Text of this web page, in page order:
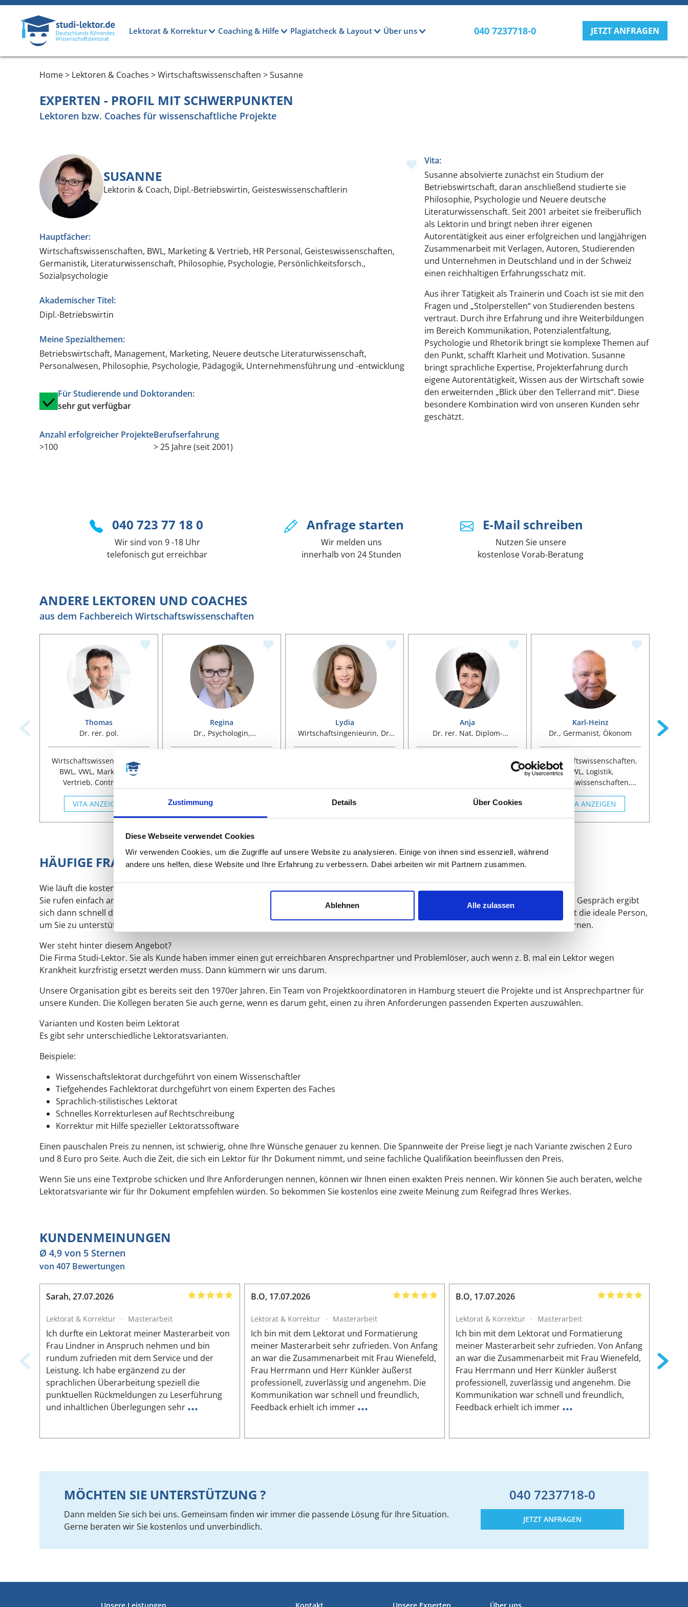
Zustimmung Details Über Cookies
Diese Webseite verwendet Cookies
Wir verwenden Cookies, um die Zugriffe auf unsere Website zu analysieren. Einige von ihnen sind essenziell, während
andere uns helfen, diese Website und Ihre Erfahrung zu verbessern. Dabei arbeiten wir mit Partnern zusammen.
Ablehnen Alle zulassen
Direkt zum Inhalt
Lektorat & Korrektur Coaching & Hilfe Plagiatcheck & Layout Über uns 040 7237718-0 JETZT ANFRAGEN
Home > Lektoren & Coaches > Wirtschaftswissenschaften > Susanne
EXPERTEN - PROFIL MIT SCHWERPUNKTEN
Lektoren bzw. Coaches für wissenschaftliche Projekte
SUSANNE
Lektorin & Coach, Dipl.-Betriebswirtin, Geisteswissenschaftlerin
Hauptfächer:
Wirtschaftswissenschaften, BWL, Marketing & Vertrieb, HR Personal, Geisteswissenschaften,
Germanistik, Literaturwissenschaft, Philosophie, Psychologie, Persönlichkeitsforsch.,
Sozialpsychologie
Akademischer Titel:
Dipl.-Betriebswirtin
Meine Spezialthemen:
Betriebswirtschaft, Management, Marketing, Neuere deutsche Literaturwissenschaft,
Personalwesen, Philosophie, Psychologie, Pädagogik, Unternehmensführung und -entwicklung
Für Studierende und Doktoranden:
sehr gut verfügbar
Anzahl erfolgreicher Projekte
>100
Berufserfahrung
> 25 Jahre (seit 2001)
Vita:
Susanne absolvierte zunächst ein Studium der
Betriebswirtschaft, daran anschließend studierte sie
Philosophie, Psychologie und Neuere deutsche
Literaturwissenschaft. Seit 2001 arbeitet sie freiberuflich
als Lektorin und bringt neben ihrer eigenen
Autorentätigkeit aus einer erfolgreichen und langjährigen
Zusammenarbeit mit Verlagen, Autoren, Studierenden
und Unternehmen in Deutschland und in der Schweiz
einen reichhaltigen Erfahrungsschatz mit.
Aus ihrer Tätigkeit als Trainerin und Coach ist sie mit den
Fragen und „Stolperstellen“ von Studierenden bestens
vertraut. Durch ihre Erfahrung und ihre Weiterbildungen
im Bereich Kommunikation, Potenzialentfaltung,
Psychologie und Rhetorik bringt sie komplexe Themen auf
den Punkt, schafft Klarheit und Motivation. Susanne
bringt sprachliche Expertise, Projekterfahrung durch
eigene Autorentätigkeit, Wissen aus der Wirtschaft sowie
den erweiternden „Blick über den Tellerrand mit“. Diese
besondere Kombination wird von unseren Kunden sehr
geschätzt.
040 723 77 18 0
Wir sind von 9 -18 Uhr
telefonisch gut erreichbar
Anfrage starten
Wir melden uns
innerhalb von 24 Stunden
E-Mail schreiben
Nutzen Sie unsere
kostenlose Vorab-Beratung
ANDERE LEKTOREN UND COACHES
aus dem Fachbereich Wirtschaftswissenschaften
Thomas
Dr. rer. pol.
Wirtschaftswissenschaften,
BWL, VWL, Marketing &
Vertrieb, Controlling,
Gesundheitsmanagem.
VITA ANZEIGEN
Regina
Dr., Psychologin,
Leadership, Qualitative
Forschung, Psychologie,
Wirtschaftspsychologie,
Psychotherapie, HR Personal,
Qualitative Forschung
VITA ANZEIGEN
Lydia
Wirtschaftsingenieurin, Dr.
Management,
VITA ANZEIGEN
Anja
Dr. rer. Nat, Diplom-
Wirtschaftswissenschaften,
Geografie
VITA ANZEIGEN
Karl-Heinz
Dr., Germanist, Ökonom
Wirtschaftswissenschaften,
BWL, Logistik,
Geisteswissenschaften,
Literaturwissenschaft,
Anglistik, Kunstgeschichte,
Amerikanistik, Coaching
VITA ANZEIGEN
HÄUFIGE FRAGEN
Wie läuft die kostenlose Vorabberatung ab?
Sie rufen einfach an und sprechen mit einer Projektkoordinatorin. Sie können Fragen stellen, rund um unsere Leistungen und Prozesse. Im Gespräch ergibt
sich dann schnell die weitere Zielrichtung. Welches sind die Punkte, an denen Sie sich Unterstützung wünschen? Wer aus unserem Team ist die ideale Person,
um Sie zu unterstützen? Bevor man die Entscheidung trifft, gemeinsam an einem Projekt zu arbeiten, sollte man sich erst einmal kennenlernen.
Wer steht hinter diesem Angebot?
Die Firma Studi-Lektor. Sie als Kunde haben immer einen gut erreichbaren Ansprechpartner und Problemlöser, auch wenn z. B. mal ein Lektor wegen
Krankheit kurzfristig ersetzt werden muss. Dann kümmern wir uns darum.
Unsere Organisation gibt es bereits seit den 1970er Jahren. Ein Team von Projektkoordinatoren in Hamburg steuert die Projekte und ist Ansprechpartner für
unsere Kunden. Die Kollegen beraten Sie auch gerne, wenn es darum geht, einen zu ihren Anforderungen passenden Experten auszuwählen.
Varianten und Kosten beim Lektorat
Es gibt sehr unterschiedliche Lektoratsvarianten.
Beispiele:
Wissenschaftslektorat durchgeführt von einem Wissenschaftler
Tiefgehendes Fachlektorat durchgeführt von einem Experten des Faches
Sprachlich-stilistisches Lektorat
Schnelles Korrekturlesen auf Rechtschreibung
Korrektur mit Hilfe spezieller Lektoratssoftware
Einen pauschalen Preis zu nennen, ist schwierig, ohne Ihre Wünsche genauer zu kennen. Die Spannweite der Preise liegt je nach Variante zwischen 2 Euro
und 8 Euro pro Seite. Auch die Zeit, die sich ein Lektor für Ihr Dokument nimmt, und seine fachliche Qualifikation beeinflussen den Preis.
Wenn Sie uns eine Textprobe schicken und Ihre Anforderungen nennen, können wir Ihnen einen exakten Preis nennen. Wir können Sie auch beraten, welche
Lektoratsvariante wir für Ihr Dokument empfehlen würden. So bekommen Sie kostenlos eine zweite Meinung zum Reifegrad Ihres Werkes.
KUNDENMEINUNGEN
Ø 4,9 von 5 Sternen
von 407 Bewertungen
Sarah,27.07.2026
Lektorat & Korrektur · Masterarbeit
Ich durfte ein Lektorat meiner Masterarbeit von
Frau Lindner in Anspruch nehmen und bin
rundum zufrieden mit dem Service und der
Leistung. Ich habe ergänzend zu der
sprachlichen Überarbeitung speziell die
punktuellen Rückmeldungen zu Leserführung
und inhaltlichen Überlegungen sehr ...
B.O, 17.07.2026
Lektorat & Korrektur · Masterarbeit
Ich bin mit dem Lektorat und Formatierung
meiner Masterarbeit sehr zufrieden. Von Anfang
an war die Zusammenarbeit mit Frau Wienefeld,
Frau Herrmann und Herr Künkler äußerst
professionell, zuverlässig und angenehm. Die
Kommunikation war schnell und freundlich,
Feedback erhielt ich immer ...
B.O, 17.07.2026
Lektorat & Korrektur · Masterarbeit
Ich bin mit dem Lektorat und Formatierung
meiner Masterarbeit sehr zufrieden. Von Anfang
an war die Zusammenarbeit mit Frau Wienefeld,
Frau Herrmann und Herr Künkler äußerst
professionell, zuverlässig und angenehm. Die
Kommunikation war schnell und freundlich,
Feedback erhielt ich immer ...
von
MÖCHTEN SIE UNTERSTÜTZUNG ?
Dann melden Sie sich bei uns. Gemeinsam finden wir immer die passende Lösung für Ihre Situation.
Gerne beraten wir Sie kostenlos und unverbindlich.
040 7237718-0
JETZT ANFRAGEN